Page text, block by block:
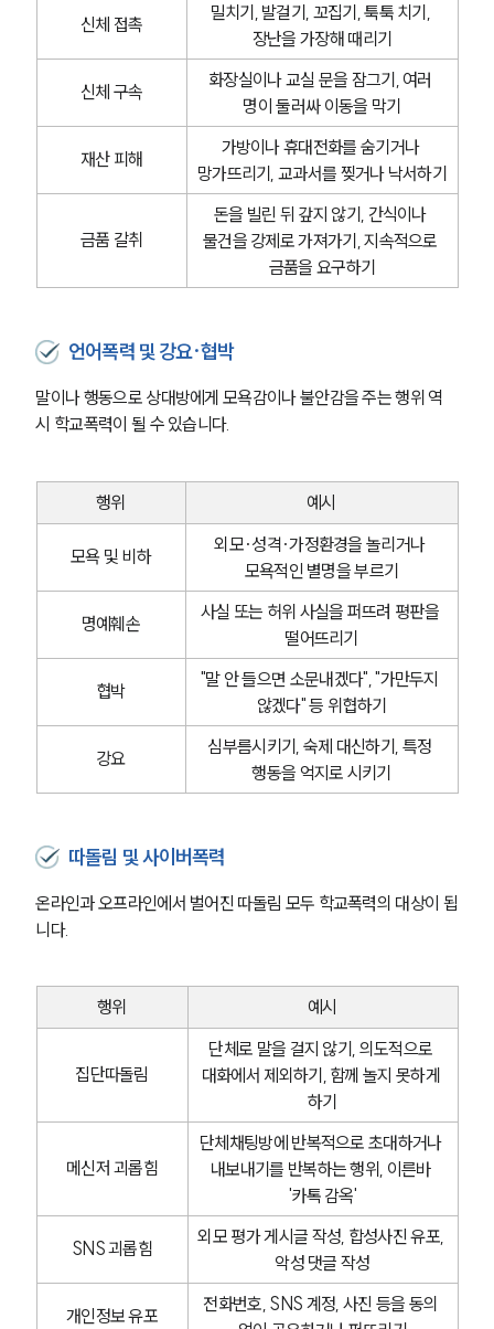
신체 접촉
밀치기, 발걸기, 꼬집기, 툭툭 치기,
장난을 가장해 때리기
신체 구속
화장실이나 교실 문을 잠그기, 여러
명이 둘러싸 이동을 막기
재산 피해
가방이나 휴대전화를 숨기거나
망가뜨리기, 교과서를 찢거나 낙서하기
금품 갈취
돈을 빌린 뒤 갚지 않기, 간식이나
물건을 강제로 가져가기, 지속적으로
금품을 요구하기
언어폭력 및 강요·협박
말이나 행동으로 상대방에게 모욕감이나 불안감을 주는 행위 역
시 학교폭력이 될 수 있습니다.
행위 예시
모욕 및 비하
외모·성격·가정환경을 놀리거나
모욕적인 별명을 부르기
명예훼손
사실 또는 허위 사실을 퍼뜨려 평판을
떨어뜨리기
협박
"말 안 들으면 소문내겠다", "가만두지
않겠다" 등 위협하기
강요
심부름시키기, 숙제 대신하기, 특정
행동을 억지로 시키기
따돌림 및 사이버폭력
온라인과 오프라인에서 벌어진 따돌림 모두 학교폭력의 대상이 됩
니다.
행위 예시
집단따돌림
단체로 말을 걸지 않기, 의도적으로
대화에서 제외하기, 함께 놀지 못하게
하기
메신저 괴롭힘
단체채팅방에 반복적으로 초대하거나
내보내기를 반복하는 행위, 이른바
'카톡 감옥'
SNS 괴롭힘
외모 평가 게시글 작성, 합성사진 유포,
악성 댓글 작성
개인정보 유포
전화번호, SNS 계정, 사진 등을 동의